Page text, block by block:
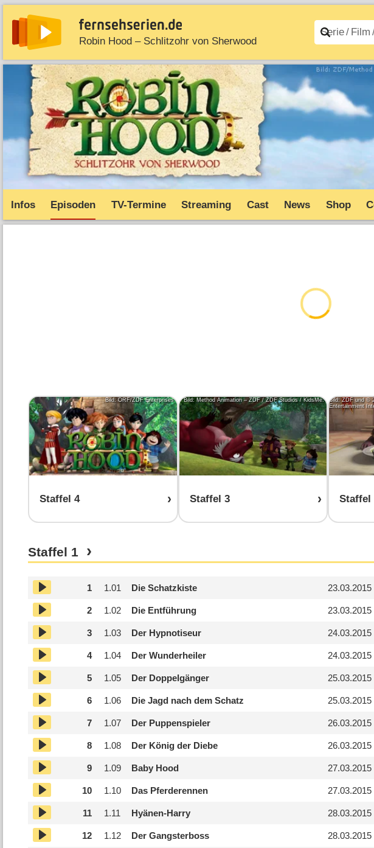
Robin Hood – Schlitzohr von Sherwood
News Entdecken Streaming TV-Starts Serien A–Z Filme A–Z
Infos Episoden TV-Termine Streaming Cast News Shop
Bild: ORF/ZDF Enterprises
Staffel 4
Bild: Method Animation – ZDF / ZDF Studios / KidsMe.
Staffel 3
Bild: ZDF und ©
Entertainment
Staffel
Staffel 1
1 1.01 Die Schatzkiste 23.03.2015
2 1.02 Die Entführung 23.03.2015
3 1.03 Der Hypnotiseur 24.03.2015
4 1.04 Der Wunderheiler 24.03.2015
5 1.05 Der Doppelgänger 25.03.2015
6 1.06 Die Jagd nach dem Schatz 25.03.2015
7 1.07 Der Puppenspieler 26.03.2015
8 1.08 Der König der Diebe 26.03.2015
9 1.09 Baby Hood 27.03.2015
10 1.10 Das Pferderennen 27.03.2015
11 1.11 Hyänen-Harry 28.03.2015
12 1.12 Der Gangsterboss 28.03.2015